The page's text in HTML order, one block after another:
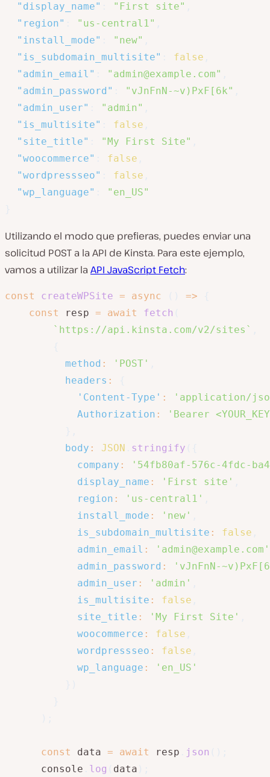
"display_name"
"First site"
"region"
"us-central1"
"install_mode"
"new"
"is_subdomain_multisite"
false
"admin_email"
"admin@example.com"
"admin_password"
"vJnFnN-~v)PxF[6k"
"admin_user"
"admin"
"is_multisite"
false
"site_title"
"My First Site"
"woocommerce"
false
"wordpressseo"
false
"wp_language"
"en_US"
Utilizando el modo que prefieras, puedes enviar una
solicitud POST a la API de Kinsta. Para este ejemplo,
vamos a utilizar la API JavaScript Fetch:
const createWPSite = async =>
const
resp = await fetch
` https://api.kinsta.com/v2/sites `
method : 'POST'
headers :
'Content-Type' :
'application/
Authorization :
'Bearer
body : JSON stringify
company :
'54fb80af-576c-4fdc-
display_name : 'First site'
region : 'us-central1'
install_mode : 'new'
is_subdomain_multisite : false
admin_email :
'admin@example.com'
admin_password :
'vJnFnN-
admin_user : 'admin'
is_multisite : false
site_title : 'My First Site'
woocommerce : false
wordpressseo : false
wp_language :
'en_US'
const data = await resp json
      console
log data